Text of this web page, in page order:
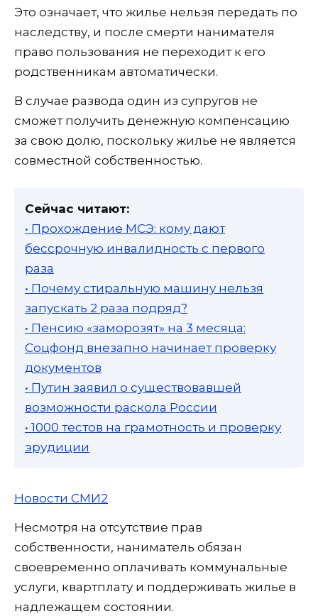
Это означает, что жилье нельзя передать по
наследству, и после смерти нанимателя
право пользования не переходит к его
родственникам автоматически.
В случае развода один из супругов не
сможет получить денежную компенсацию
за свою долю, поскольку жилье не является
совместной собственностью.
Сейчас читают:
• Прохождение МСЭ: кому дают
бессрочную инвалидность с первого
раза
• Почему стиральную машину нельзя
запускать 2 раза подряд?
• Пенсию «заморозят» на 3 месяца:
Соцфонд внезапно начинает проверку
документов
• Путин заявил о существовавшей
возможности раскола России
• 1000 тестов на грамотность и проверку
эрудиции
Новости СМИ2
Несмотря на отсутствие прав
собственности, наниматель обязан
своевременно оплачивать коммунальные
услуги, квартплату и поддерживать жилье в
надлежащем состоянии.